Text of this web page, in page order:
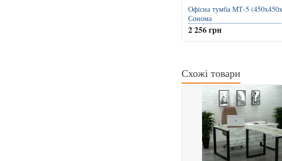
Офісна тумба МТ-5
Сонома
2 256 грн
Схожі товари